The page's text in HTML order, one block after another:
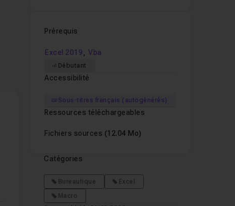
Prérequis
Excel 2019 , Vba
Débutant
Accessibilité
Sous-titres français (autogénérés)
Ressources téléchargeables
Fichiers sources (12.04 Mo)
Catégories
Bureautique
Excel
Macro